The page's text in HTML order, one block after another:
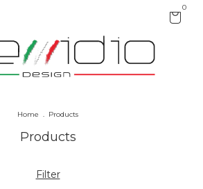
0
Home . Products
Products
Filter